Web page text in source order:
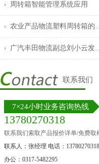
周转箱智能管理系统应用
农业产品物
广汽丰田物流
联系我们
7×24小时业务咨询热线
13780270318
联系我们索取产品报价详单/免费取
联系人：张经理 电话：13780270318
办公：0317-5482295